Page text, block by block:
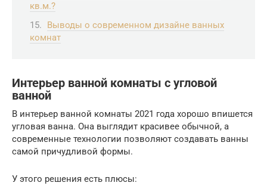
кв.м.?
Выводы о современном дизайне ванных
комнат
Интерьер ванной комнаты с угловой
ванной
В интерьер ванной комнаты 2021 года хорошо впишется
угловая ванна. Она выглядит красивее обычной, а
современные технологии позволяют создавать ванны
самой причудливой формы.
У этого решения есть плюсы: